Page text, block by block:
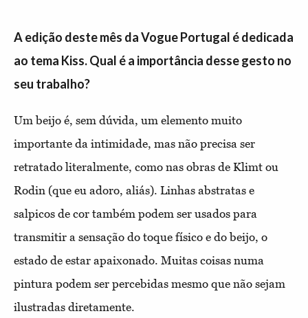
A edição deste mês da Vogue Portugal é dedicada
ao tema Kiss. Qual é a importância desse gesto no
seu trabalho?
Um beijo é, sem dúvida, um elemento muito
importante da intimidade, mas não precisa ser
retratado literalmente, como nas obras de Klimt ou
Rodin (que eu adoro, aliás). Linhas abstratas e
salpicos de cor também podem ser usados para
transmitir a sensação do toque físico e do beijo, o
estado de estar apaixonado. Muitas coisas numa
pintura podem ser percebidas mesmo que não sejam
ilustradas diretamente.